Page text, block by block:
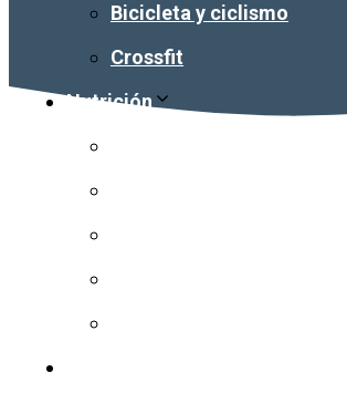
Bicicleta y ciclismo
Crossfit
Nutrición